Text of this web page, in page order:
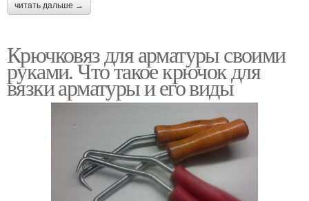
читать дальше →
Крючковяз для арматуры своими
руками. Что такое крючок для
вязки арматуры и его виды